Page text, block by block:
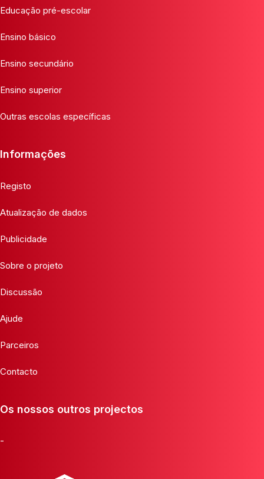
Educação pré-escolar
Ensino básico
Ensino secundário
Ensino superior
Outras escolas específicas
Informações
Registo
Atualização de dados
Publicidade
Sobre o projeto
Discussão
Ajude
Parceiros
Contacto
Os nossos outros projectos
-